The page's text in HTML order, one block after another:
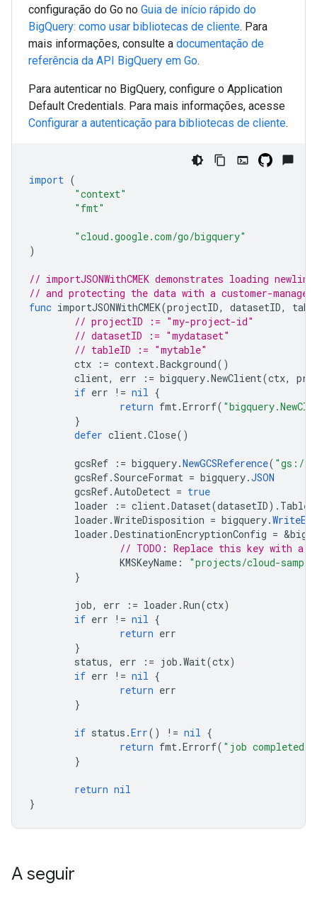
configuração do Go no Guia de início rápido do
BigQuery: como usar bibliotecas de cliente. Para
mais informações, consulte a documentação de
referência da API BigQuery em Go.
Para autenticar no BigQuery, configure o Application
Default Credentials. Para mais informações, acesse
Configurar a autenticação para bibliotecas de cliente.
import (
"context"
"fmt"
"cloud.google.com/go/bigquery"
)
// importJSONWithCMEK demonstrates loading
// and protecting the data with a customer-
func importJSONWithCMEK(projectID, datasetID,
// projectID := "my-project-id"
// datasetID := "mydataset"
// tableID := "mytable"
ctx
:= context.Background()
client, err := bigquery.NewClient(ctx,
if err != nil {
return fmt.Errorf(
}
defer client.Close()
gcsRef := bigquery.NewGCSReference( "gs://
gcsRef.SourceFormat = bigquery.JSON
gcsRef.AutoDetect = true
loader
:= client.Dataset(datasetID). Table
loader .WriteDisposition = bigquery.
loader .DestinationEncryptionConfig = &
// TODO: Replace this key with a
KMSKeyName :
"projects/cloud-
}
job, err := loader .Run(ctx)
if err != nil {
return err
}
status, err := job .Wait(ctx)
if err != nil {
return err
}
if status .Err() != nil {
return fmt.Errorf( "job completed
}
return nil
}
A seguir